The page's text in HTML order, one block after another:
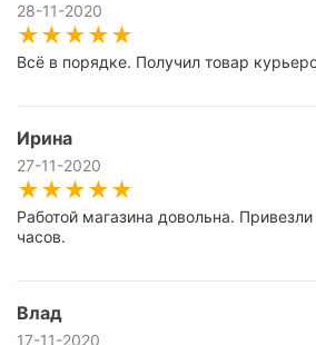
28-11-2020
Всё в порядке. Получил товар
Ирина
27-11-2020
Работой магазина довольна.
часов.
Влад
17-11-2020